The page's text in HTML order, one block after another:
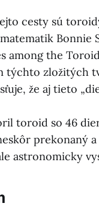
cesty sú
Bonnie
among the
týchto zložitých
že aj tieto
toroid so 46
prekonaný a
astronomicky